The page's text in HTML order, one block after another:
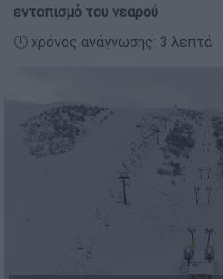
εντοπισμό του νεαρού
🕛 χρόνος ανάγνωσης: 3 λεπτά